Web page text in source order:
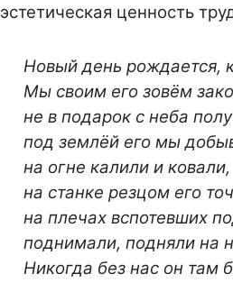
эстетическая ценность
Новый день рождается,
Мы своим его зовём
не в подарок с неба
под землёй его мы
на огне калили и ковали,
на станке резцом его
на плечах вспотевших
поднимали, подняли на
Никогда без нас он там